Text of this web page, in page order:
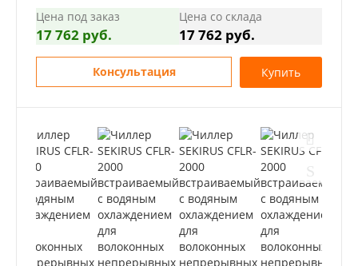
Цена под заказ
17 762 руб.
Цена со склада
17 762 руб.
Консультация Купить